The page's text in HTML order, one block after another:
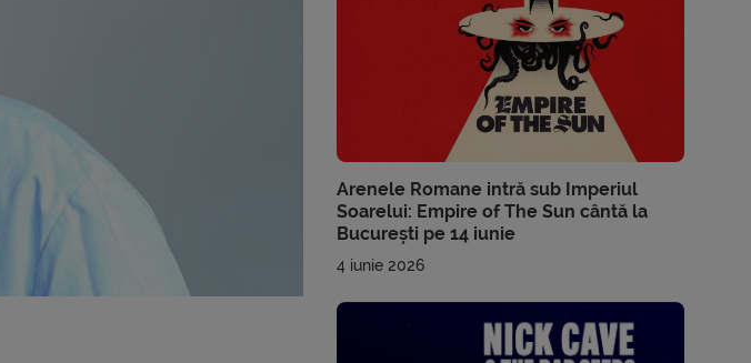
Arenele Romane intră sub Imperiul
Soarelui: Empire of The Sun cântă la
București pe 14 iunie
4 iunie 2026